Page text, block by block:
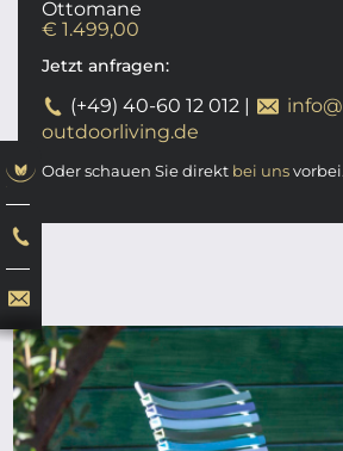
Ottomane
€ 1.499,00
Jetzt anfragen:
(+49) 40-60 12 012 |
outdoorliving.de
Oder schauen Sie direkt bei unsvorbei.